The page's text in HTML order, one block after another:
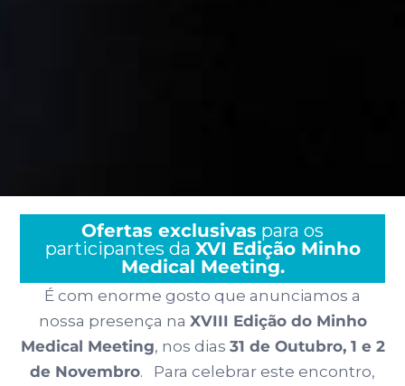
Ofertas exclusivas para os
participantes da XVI Edição Minho
Medical Meeting.
É com enorme gosto que anunciamos a
nossa presença na XVIII Edição do Minho
Medical Meeting, nos dias 31 de Outubro, 1 e 2
de Novembro. Para celebrar este encontro,